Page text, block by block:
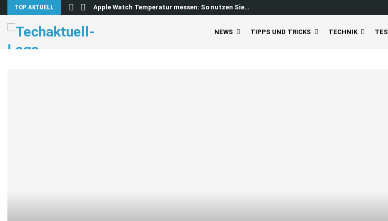
TOP AKTUELL
lösen… Apple Watch Temperatur messen: So nutzen Sie…
NEWS TIPPS UND TRICKS TECHNIK